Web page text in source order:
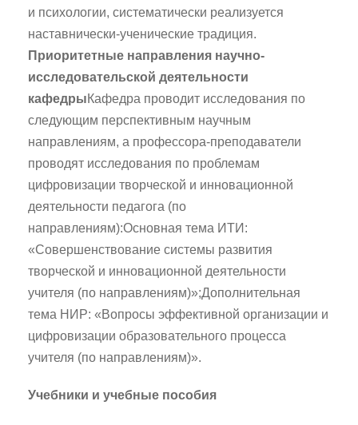
и психологии, систематически реализуется
наставнически-ученические традиция.
Приоритетные направления научно-
исследовательской деятельности
кафедрыКафедра проводит исследования по
следующим перспективным научным
направлениям, а профессора-преподаватели
проводят исследования по проблемам
цифровизации творческой и инновационной
деятельности педагога (по
направлениям):Основная тема ИТИ:
«Совершенствование системы развития
творческой и инновационной деятельности
учителя (по направлениям)»;Дополнительная
тема НИР: «Вопросы эффективной организации и
цифровизации образовательного процесса
учителя (по направлениям)».
Учебники и учебные пособия